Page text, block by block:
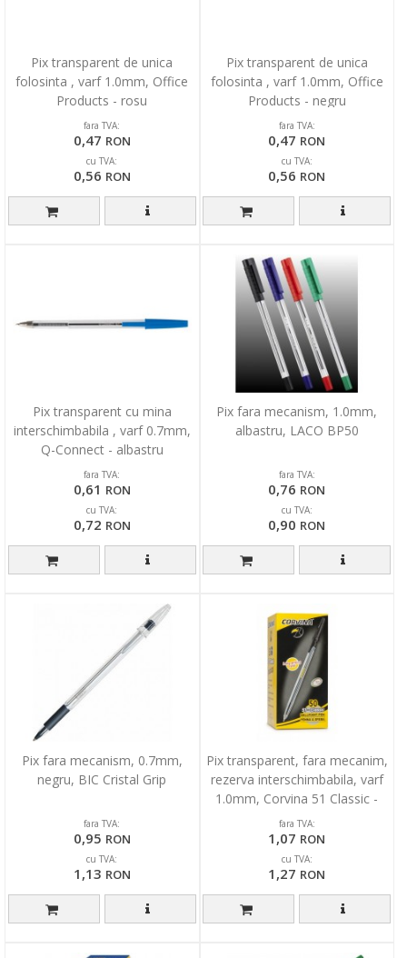
Pix transparent de unica
folosinta , varf 1.0mm, Office
Products - rosu
fara TVA:
0,47 RON
cu TVA:
0,56 RON
Pix transparent de unica
folosinta , varf 1.0mm, Office
Products - negru
fara TVA:
0,47 RON
cu TVA:
0,56 RON
Pix transparent cu mina
interschimbabila , varf 0.7mm,
Q-Connect - albastru
fara TVA:
0,61 RON
cu TVA:
0,72 RON
Pix fara mecanism, 1.0mm,
albastru, LACO BP50
fara TVA:
0,76 RON
cu TVA:
0,90 RON
Pix fara mecanism, 0.7mm,
negru, BIC Cristal Grip
fara TVA:
0,95 RON
cu TVA:
1,13 RON
Pix transparent, fara mecanim,
rezerva interschimbabila, varf
1.0mm, Corvina 51 Classic -
negru
fara TVA:
1,07 RON
cu TVA:
1,27 RON